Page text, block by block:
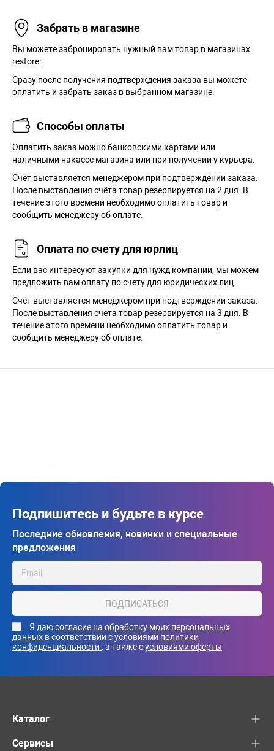
Забрать в магазине
Вы можете забронировать нужный вам товар в магазинах
restore:.
Сразу после получения подтверждения заказа вы можете
оплатить и забрать заказ в выбранном магазине.
Способы оплаты
Оплатить заказ можно банковскими картами или
наличными накассе магазина или при получении у курьера.
Cчёт выставляется менеджером при подтверждении заказа.
После выставления счёта товар резервируется на 2 дня. В
течение этого времени необходимо оплатить товар и
сообщить менеджеру об оплате.
Оплата по счету для юрлиц
Если вас интересуют закупки для нужд компании, мы можем
предложить вам оплату по счету для юридических лиц.
Счёт выставляется менеджером при подтверждении заказа.
После выставления счета товар резервируется на 3 дня. В
течение этого времени необходимо оплатить товар и
сообщить менеджеру об оплате.
Подпишитесь и будьте в курсе
Последние обновления, новинки и специальные
предложения
ПОДПИСАТЬСЯ
Я даюсогласие на обработку моих персональных
данных в соответствии с условиями политики
конфиденциальности , а также сусловиями оферты
Каталог
Сервисы